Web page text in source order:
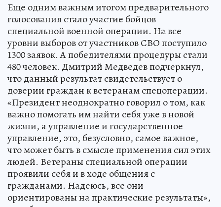
Еще одним важным итогом предварительного
голосования стало участие бойцов
специальной военной операции. На все
уровни выборов от участников СВО поступило
1300 заявок. А победителями процедуры стали
480 человек. Дмитрий Медведев подчеркнул,
что данный результат свидетельствует о
доверии граждан к ветеранам спецоперации.
«Президент неоднократно говорил о том, как
важно помогать им найти себя уже в новой
жизни, а управление и государственное
управление, это, безусловно, самое важное,
что может быть в смысле применения сил этих
людей. Ветераны специальной операции
проявили себя и в ходе общения с
гражданами. Надеюсь, все они
ориентированы на практические результаты»,